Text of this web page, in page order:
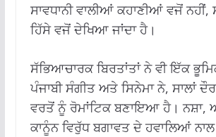
ਸਾਵਧਾਨੀ ਵਾਲੀਆਂ ਕਹਾਣੀਆਂ ਵਜੋਂ
ਹਿੱਸੇ ਵਜੋਂ ਦੇਖਿਆ ਜਾਂਦਾ ਹੈ।
ਸੱਭਿਆਚਾਰਕ ਬਿਰਤਾਂਤਾਂ ਨੇ ਵੀ ਇੱਕ
ਪੰਜਾਬੀ ਸੰਗੀਤ ਅਤੇ ਸਿਨੇਮਾ ਨੇ, ਸਾਲਾਂ
ਵਰਤੋਂ ਨੂੰ ਰੋਮਾਂਟਿਕ ਬਣਾਇਆ ਹੈ। ਨਸ਼ਾ,
ਕਾਨੂੰਨ ਵਿਰੁੱਧ ਬਗਾਵਤ ਦੇ ਹਵਾਲਿਆਂ